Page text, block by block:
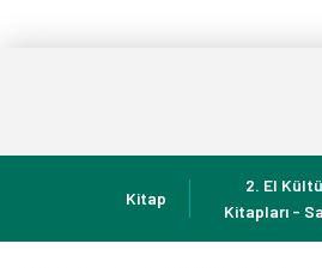
Kitap
2. El
Kitapları -